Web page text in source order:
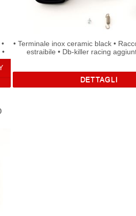
• Terminale inox ceramic black •
estraibile • Db-killer racing
omologazione • Omologato
DETTAGLI